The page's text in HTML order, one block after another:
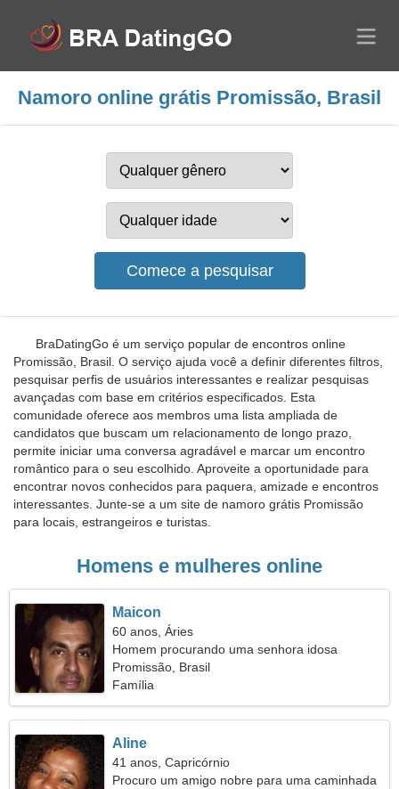
Namoro online grátis Promissão, Brasil
BraDatingGo é um serviço popular de encontros online
Promissão, Brasil. O serviço ajuda você a definir diferentes filtros,
pesquisar perfis de usuários interessantes e realizar pesquisas
avançadas com base em critérios especificados. Esta
comunidade oferece aos membros uma lista ampliada de
candidatos que buscam um relacionamento de longo prazo,
permite iniciar uma conversa agradável e marcar um encontro
romântico para o seu escolhido. Aproveite a oportunidade para
encontrar novos conhecidos para paquera, amizade e encontros
interessantes. Junte-se a um site de namoro grátis Promissão
para locais, estrangeiros e turistas.
Homens e mulheres online
Maicon
60 anos, Áries
Homem procurando uma senhora idosa
Promissão, Brasil
Família
Aline
41 anos, Capricórnio
Procuro um amigo nobre para uma caminhada